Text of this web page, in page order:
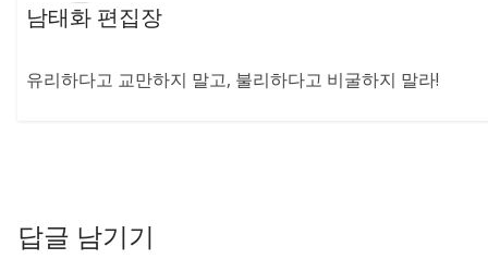
남태화 편집장
유리하다고 교만하지 말고, 불리하다고 비굴하지 말라!
답글 남기기